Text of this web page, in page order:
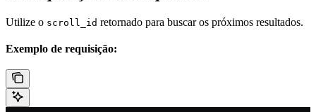
Utilize o scroll_id retornado para buscar os próximos resultados.
Exemplo de requisição: